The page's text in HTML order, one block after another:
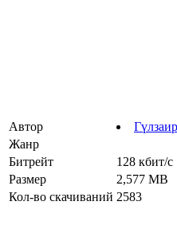
Автор
Жанр
Битрейт
128 кбит/с
Размер
2,577 MB
Кол-во скачиваний 2583